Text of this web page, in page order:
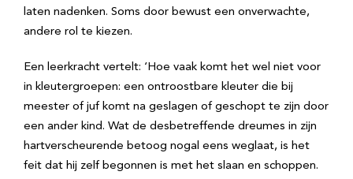
laten nadenken. Soms door bewust een onverwachte,
andere rol te kiezen.
Een leerkracht vertelt: ‘Hoe vaak komt het wel niet voor
in kleutergroepen: een ontroostbare kleuter die bij
meester of juf komt na geslagen of geschopt te zijn door
een ander kind. Wat de desbetreffende dreumes in zijn
hartverscheurende betoog nogal eens weglaat, is het
feit dat hij zelf begonnen is met het slaan en schoppen.